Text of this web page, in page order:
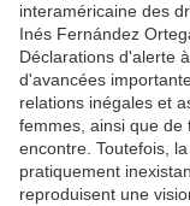
interaméricaine des
Inés Fernández
Déclarations d'alerte
d'avancées
relations inégales et
femmes, ainsi que de
encontre. Toutefois,
pratiquement
reproduisent une